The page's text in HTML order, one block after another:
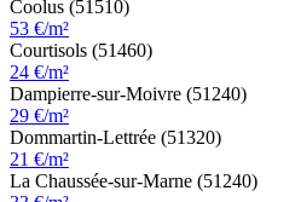
Coolus (51510)
53 €/m²
Courtisols (51460)
24 €/m²
Dampierre-sur-Moivre (51240)
29 €/m²
Dommartin-Lettrée (51320)
21 €/m²
La Chaussée-sur-Marne (51240)